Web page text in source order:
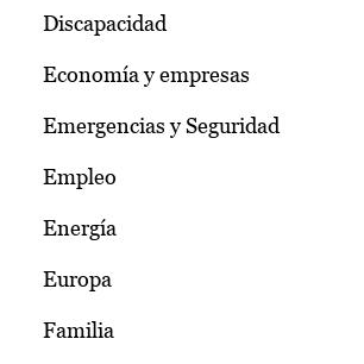
Discapacidad
Economía y empresas
Emergencias y Seguridad
Empleo
Energía
Europa
Familia